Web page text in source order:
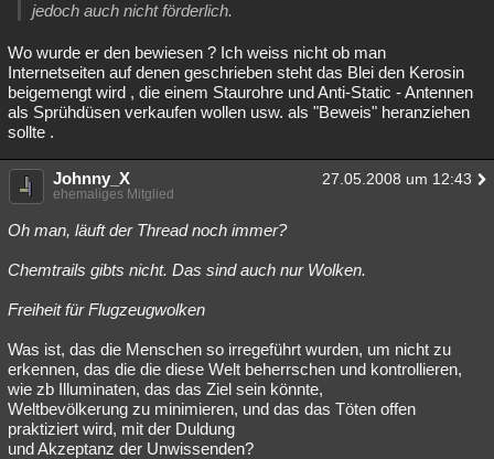
jedoch auch nicht förderlich.
Wo wurde er den bewiesen ? Ich weiss nicht ob man
Internetseiten auf denen geschrieben steht das Blei den Kerosin
beigemengt wird , die einem Staurohre und Anti-Static - Antennen
als Sprühdüsen verkaufen wollen usw. als "Beweis" heranziehen
sollte .
Johnny_X 27.05.2008 um 12:43
ehemaliges Mitglied
Oh man, läuft der Thread noch immer?
Chemtrails gibts nicht. Das sind auch nur Wolken.
Freiheit für Flugzeugwolken
Was ist, das die Menschen so irregeführt wurden, um nicht zu
erkennen, das die die diese Welt beherrschen und kontrollieren,
wie zb Illuminaten, das das Ziel sein könnte,
Weltbevölkerung zu minimieren, und das das Töten offen
praktiziert wird, mit der Duldung
und Akzeptanz der Unwissenden?